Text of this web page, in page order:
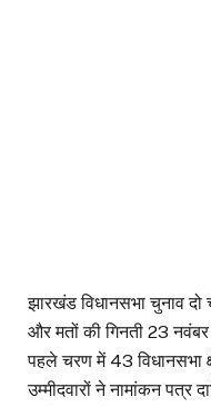
झारखंड विधानसभा चुनाव
और मतों की गिनती 23 नवंबर
पहले चरण में 43 विधानसभा
उम्मीदवारों ने नामांकन पत्र